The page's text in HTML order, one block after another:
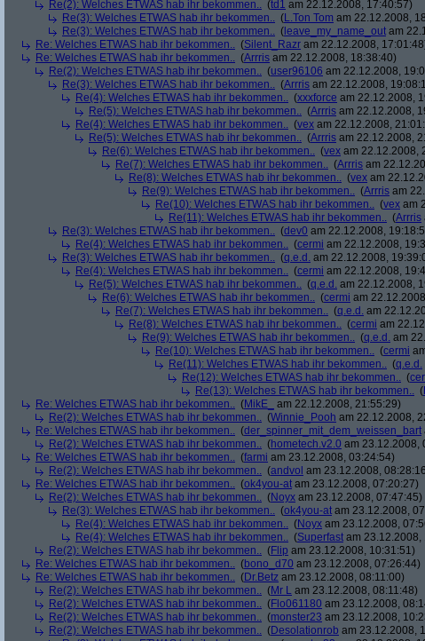
Re(2): Welches ETWAS hab ihr bekommen.. (td1 am 22.12.2008, 17:40:57)
Re(3): Welches ETWAS hab ihr bekommen.. (L.Ton Tom am 22.12.2008,
Re(3): Welches ETWAS hab ihr bekommen.. ( leave_my_name_out am
Re: Welches ETWAS hab ihr bekommen.. (Silent_Razr am 22.12.2008,
Re: Welches ETWAS hab ihr bekommen.. (Arrris am 22.12.2008, 18:38:40)
Re(2): Welches ETWAS hab ihr bekommen.. (user96106 am 22.12.2008,
Re(3): Welches ETWAS hab ihr bekommen.. (Arrris am 22.12.2008,
Re(4): Welches ETWAS hab ihr bekommen.. (xxxforce am 22.12.2008,
Re(5): Welches ETWAS hab ihr bekommen.. (Arrris am 22.12.2008,
Re(4): Welches ETWAS hab ihr bekommen.. (vex am 22.12.2008,
Re(5): Welches ETWAS hab ihr bekommen.. (Arrris am 22.12.2008,
Re(6): Welches ETWAS hab ihr bekommen.. (vex am 22.12.2008,
Re(7): Welches ETWAS hab ihr bekommen.. (Arrris am
Re(8): Welches ETWAS hab ihr bekommen.. (vex am
Re(9): Welches ETWAS hab ihr bekommen.. (Arrris am
Re(10): Welches ETWAS hab ihr bekommen.. (vex am
Re(11): Welches ETWAS hab ihr bekommen.. (Arrris
Re(3): Welches ETWAS hab ihr bekommen.. (dev0 am 22.12.2008,
Re(4): Welches ETWAS hab ihr bekommen.. (cermi am 22.12.2008,
Re(3): Welches ETWAS hab ihr bekommen.. (q.e.d. am 22.12.2008,
Re(4): Welches ETWAS hab ihr bekommen.. (cermi am 22.12.2008,
Re(5): Welches ETWAS hab ihr bekommen.. (q.e.d. am 22.12.2008,
Re(6): Welches ETWAS hab ihr bekommen.. (cermi am
Re(7): Welches ETWAS hab ihr bekommen.. (q.e.d. am
Re(8): Welches ETWAS hab ihr bekommen.. (cermi am
Re(9): Welches ETWAS hab ihr bekommen.. (q.e.d. am
Re(10): Welches ETWAS hab ihr bekommen.. (cermi
Re(11): Welches ETWAS hab ihr bekommen.. (q.e.d.
Re(12): Welches ETWAS hab ihr bekommen.. (
Re(13): Welches ETWAS hab ihr bekommen.. (
Re: Welches ETWAS hab ihr bekommen.. (MikE_
am 22.12.2008, 21:55:29)
Re(2): Welches ETWAS hab ihr bekommen.. (Winnie_Pooh am 22.12.2008,
Re: Welches ETWAS hab ihr bekommen.. (der_spinner_mit_dem_weissen_bart
Re(2): Welches ETWAS hab ihr bekommen.. (hometech.v2.0 am 23.12.2008,
Re: Welches ETWAS hab ihr bekommen.. (farmi am 23.12.2008, 03:24:54)
Re(2): Welches ETWAS hab ihr bekommen.. (andvol am 23.12.2008,
Re: Welches ETWAS hab ihr bekommen.. (ok4you-at am 23.12.2008, 07:20:27)
Re(2): Welches ETWAS hab ihr bekommen.. (Noyx am 23.12.2008, 07:47:45)
Re(3): Welches ETWAS hab ihr bekommen.. (ok4you-at am 23.12.2008,
Re(4): Welches ETWAS hab ihr bekommen.. (Noyx am 23.12.2008,
Re(4): Welches ETWAS hab ihr bekommen.. (Superfast am 23.12.2008,
Re(2): Welches ETWAS hab ihr bekommen.. (Flip am 23.12.2008, 10:31:51)
Re: Welches ETWAS hab ihr bekommen.. (bono_d70 am 23.12.2008, 07:26:44)
Re: Welches ETWAS hab ihr bekommen.. (Dr.Betz am 23.12.2008, 08:11:00)
Re(2): Welches ETWAS hab ihr bekommen.. (Mr L am 23.12.2008, 08:11:48)
Re(2): Welches ETWAS hab ihr bekommen.. (Flo061180 am 23.12.2008,
Re(2): Welches ETWAS hab ihr bekommen.. (monster23 am 23.12.2008,
Re(2): Welches ETWAS hab ihr bekommen.. (Desolationrob am 23.12.2008,